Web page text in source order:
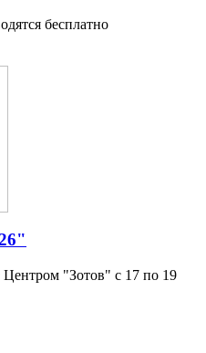
бесплатно
Центром "Зотов" с 17 по 19